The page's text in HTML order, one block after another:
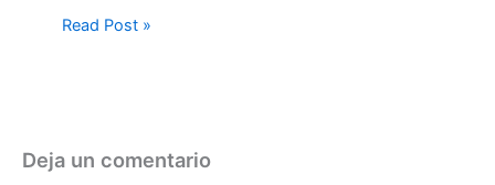
Read Post »
Deja un comentario